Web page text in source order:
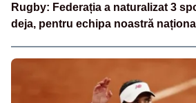
Rugby: Federația a naturalizat 3
deja, pentru echipa noastră